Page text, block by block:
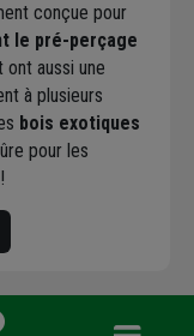
conçue pour
le pré-perçage
ont aussi une
à plusieurs
bois exotiques
pour les